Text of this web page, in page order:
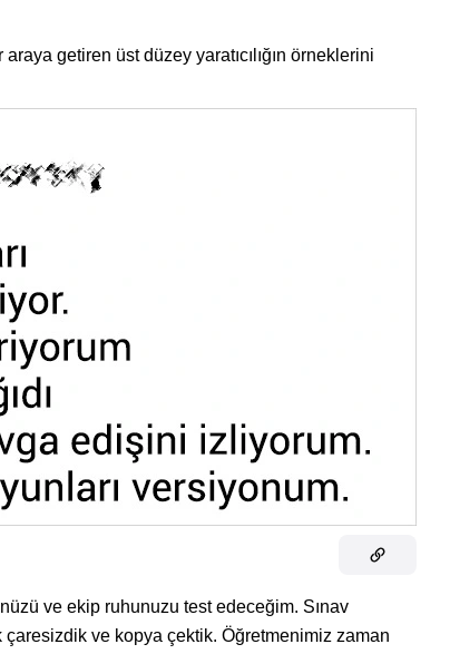
getiren üst düzey yaratıcılığın örneklerini
ve ekip ruhunuzu test edeceğim. Sınav
çaresizdik ve kopya çektik. Öğretmenimiz zaman